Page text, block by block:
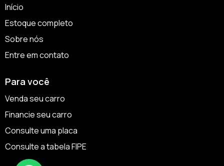
Início
Estoque completo
Sobre nós
Entre em contato
Para você
Venda seu carro
Financie seu carro
Consulte uma placa
Consulte a tabela FIPE